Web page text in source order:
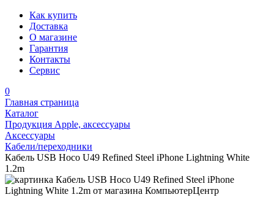
Как купить
Доставка
О магазине
Гарантия
Контакты
Сервис
0
Главная страница
Каталог
Продукция Apple, аксессуары
Аксессуары
Кабели/переходники
Кабель USB Hoco U49 Refined Steel iPhone Lightning White
1.2m